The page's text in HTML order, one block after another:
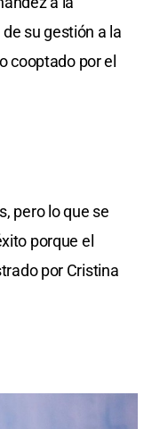
su gestión a la
cooptado por el
pero lo que se
porque el
por Cristina